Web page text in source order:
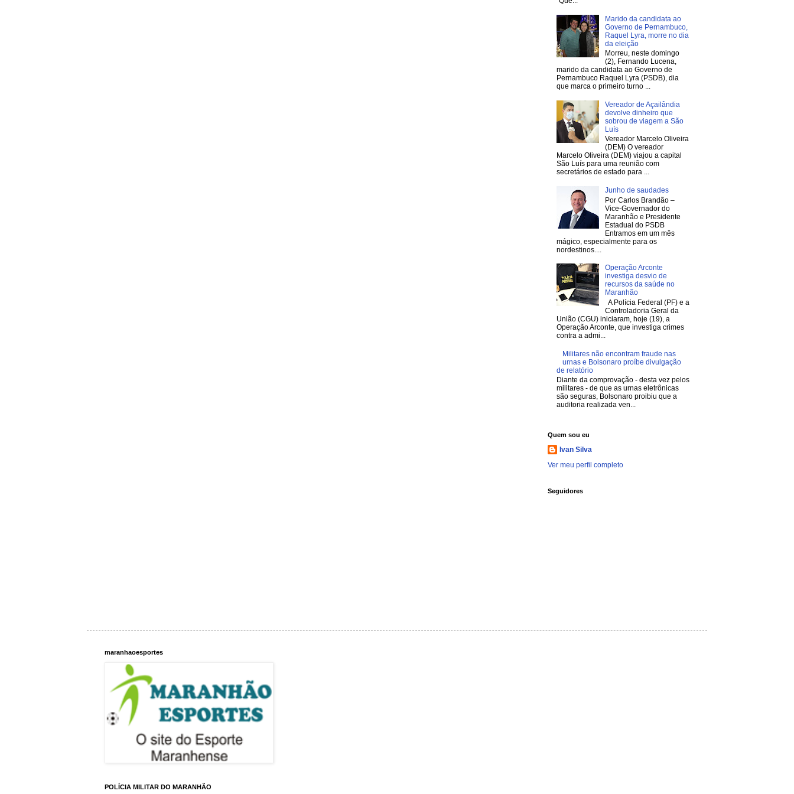
Marido da candidata ao
Governo de Pernambuco,
Raquel Lyra, morre no dia
da eleição
Morreu, neste domingo
(2), Fernando Lucena,
marido da candidata ao Governo de
Pernambuco Raquel Lyra (PSDB), dia
que marca o primeiro turno ...
Vereador de Açailândia
devolve dinheiro que
sobrou de viagem a São
Luís
Vereador Marcelo Oliveira
(DEM) O vereador
Marcelo Oliveira (DEM) viajou a capital
São Luís para uma reunião com
secretários de estado para ...
Junho de saudades
Por Carlos Brandão –
Vice-Governador do
Maranhão e Presidente
Estadual do PSDB
Entramos em um mês
mágico, especialmente para os
nordestinos....
Operação Arconte
investiga desvio de
recursos da saúde no
Maranhão
A Polícia Federal (PF) e a
Controladoria Geral da
União (CGU) iniciaram, hoje (19), a
Operação Arconte, que investiga crimes
contra a admi...
Militares não encontram fraude nas
urnas e Bolsonaro proíbe divulgação
de relatório
Diante da comprovação - desta vez pelos
militares - de que as urnas eletrônicas
são seguras, Bolsonaro proibiu que a
auditoria realizada ven...
Quem sou eu
Ivan Silva
Ver meu perfil completo
Seguidores
maranhaoesportes
POLÍCIA MILITAR DO MARANHÃO